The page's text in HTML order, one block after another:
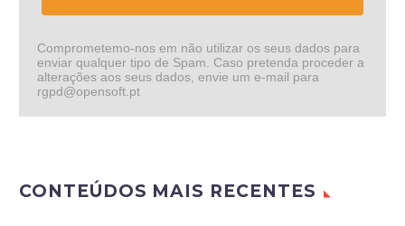
Comprometemo-nos em não utilizar os seus dados para
enviar qualquer tipo de Spam. Caso pretenda proceder a
alterações aos seus dados, envie um e-mail para
rgpd@opensoft.pt
CONTEÚDOS MAIS RECENTES